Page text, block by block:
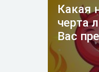
Какая
черта
Вас